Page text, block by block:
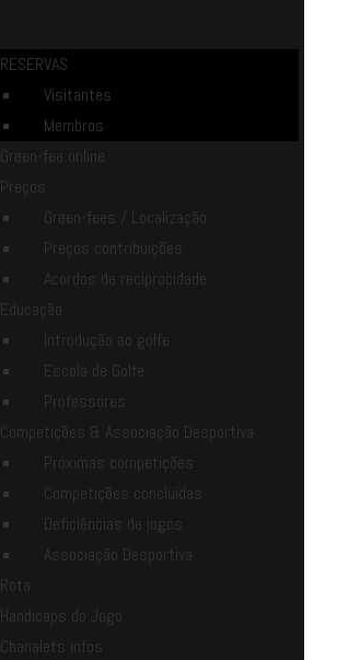
RESERVAS
Visitantes
Membros
Green-fee online
Preços
Green-fees / Localização
Preços contribuições
Acordos de reciprocidade
Educação
Introdução ao golfe
Escola de Golfe
Professores
Competições & Associação Desportiva
Próximas competições
Competições concluídas
Deficiências de jogos
Associação Desportiva
Rota
Handicaps do Jogo
Chanalets infos